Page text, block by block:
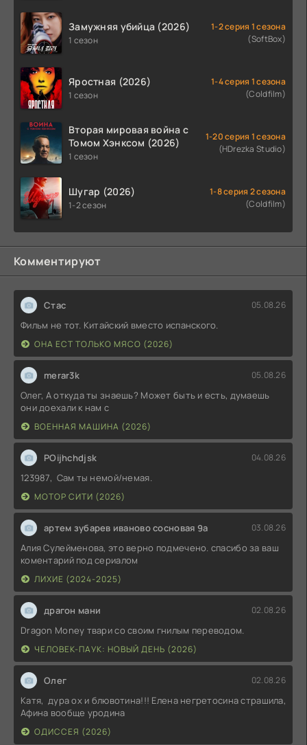
Замужняя убийца (2026)
1 сезон
1-2 серия 1 сезона
(SoftBox)
Яростная (2026)
1 сезон
1-4 серия 1 сезона
(Coldfilm)
Вторая мировая война с
Томом Хэнксом (2026)
1 сезон
1-20 серия 1 сезона
(HDrezka Studio)
Шугар (2026)
1-2 сезон
1-8 серия 2 сезона
(Coldfilm)
Комментируют
Стас 05.08.26
Фильм не тот. Китайский вместо испанского.
ОНА ЕСТ ТОЛЬКО МЯСО (2026)
merar3k 05.08.26
Олег, А откуда ты знаешь? Может быть и есть, думаешь
они доехали к нам с
ВОЕННАЯ МАШИНА (2026)
POijhchdjsk 04.08.26
123987, Сам ты немой/немая.
МОТОР СИТИ (2026)
артем зубарев иваново сосновая 9а 03.08.26
Алия Сулейменова, это верно подмечено. спасибо за ваш
коментарий под сериалом
ЛИХИЕ (2024-2025)
драгон мани 02.08.26
Dragon Money твари со своим гнилым переводом.
ЧЕЛОВЕК-ПАУК: НОВЫЙ ДЕНЬ (2026)
Олег 02.08.26
Катя, дура ох и блювотина!!! Елена негретосина страшила,
Афина вообще уродина
ОДИССЕЯ (2026)